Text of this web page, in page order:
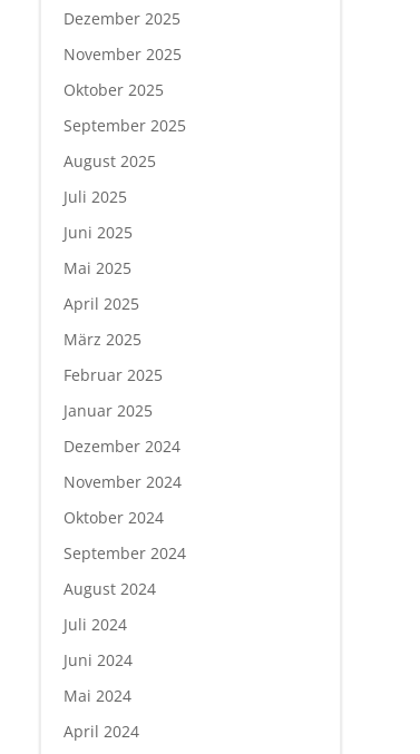
Dezember 2025
November 2025
Oktober 2025
September 2025
August 2025
Juli 2025
Juni 2025
Mai 2025
April 2025
März 2025
Februar 2025
Januar 2025
Dezember 2024
November 2024
Oktober 2024
September 2024
August 2024
Juli 2024
Juni 2024
Mai 2024
April 2024